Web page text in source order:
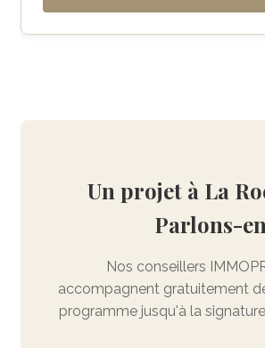
Un projet à La
Parlons-
Nos conseillers
accompagnent gratuitement
programme jusqu'à la